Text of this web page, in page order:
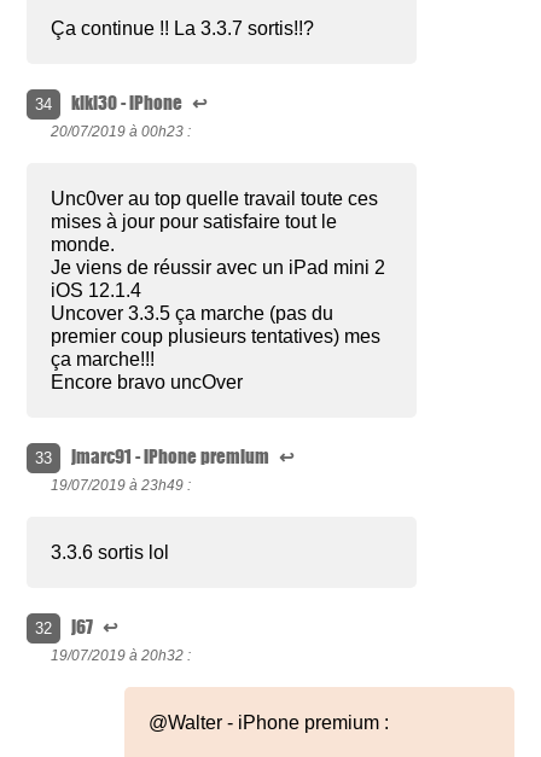
Ça continue !! La 3.3.7 sortis!!?
34 kiki30 - iPhone ↩
20/07/2019 à 00h23 :
Unc0ver au top quelle travail toute ces
mises à jour pour satisfaire tout le
monde.
Je viens de réussir avec un iPad mini 2
iOS 12.1.4
Uncover 3.3.5 ça marche (pas du
premier coup plusieurs tentatives) mes
ça marche!!!
Encore bravo uncOver
33 jmarc91 - iPhone premium ↩
19/07/2019 à 23h49 :
3.3.6 sortis lol
32 j67 ↩
19/07/2019 à 20h32 :
@Walter - iPhone premium :